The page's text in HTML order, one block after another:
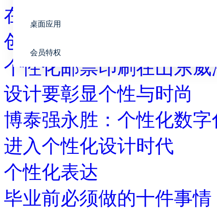
桌面应用
会员特权
在线印刷
创意设计
个性化邮票印刷在山东
设计要彰显个性与时尚
博泰强永胜：个性化数
进入个性化设计时代
个性化表达
毕业前必须做的十件事情